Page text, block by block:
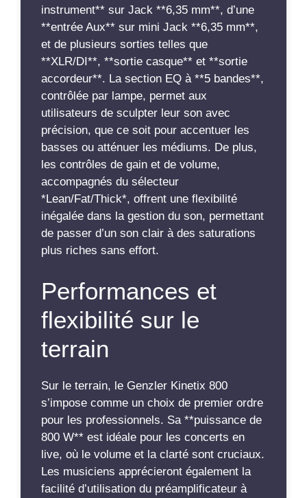
instrument** sur Jack **6,35 mm**, d’une
**entrée Aux** sur mini Jack **6,35 mm**,
et de plusieurs sorties telles que
**XLR/DI**, **sortie casque** et **sortie
accordeur**. La section EQ à **5 bandes**,
contrôlée par lampe, permet aux
utilisateurs de sculpter leur son avec
précision, que ce soit pour accentuer les
basses ou atténuer les médiums. De plus,
les contrôles de gain et de volume,
accompagnés du sélecteur
*Lean/Fat/Thick*, offrent une flexibilité
inégalée dans la gestion du son, permettant
de passer d’un son clair à des saturations
plus riches sans effort.
Performances et
flexibilité sur le
terrain
Sur le terrain, le Genzler Kinetix 800
s’impose comme un choix de premier ordre
pour les professionnels. Sa **puissance de
800 W** est idéale pour les concerts en
live, où le volume et la clarté sont cruciaux.
Les musiciens apprécieront également la
facilité d’utilisation du préamplificateur à